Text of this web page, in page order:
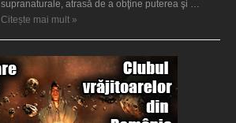
supranaturale, atrasă de a obţine puterea şi …
Citește mai mult »